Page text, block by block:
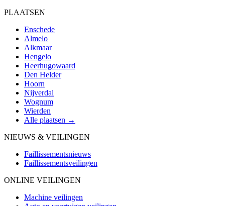
PLAATSEN
Enschede
Almelo
Alkmaar
Hengelo
Heerhugowaard
Den Helder
Hoorn
Nijverdal
Wognum
Wierden
Alle plaatsen →
NIEUWS & VEILINGEN
Faillissementsnieuws
Faillissementsveilingen
ONLINE VEILINGEN
Machine veilingen